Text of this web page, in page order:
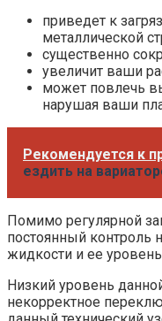
приведет к
металлической
существенно
увеличит ваши
может повлечь
нарушая ваши
Рекомендуется к
ездить на
Помимо регулярной
постоянный контроль
жидкости и ее
Низкий уровень
некорректное